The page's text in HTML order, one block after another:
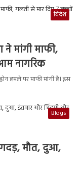
विदेश
मांगी माफी,
नागरिक
हमले पर माफी मांगी है। इस
Blogs
मौत, दुआ,